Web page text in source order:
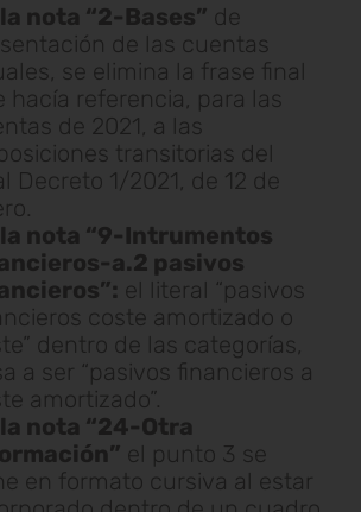
nota “2-Bases” de
de las cuentas
se elimina la frase final
hacía referencia, para las
de 2021, a las
transitorias del
Decreto 1/2021, de 12 de
la nota “9-Intrumentos
a.2 pasivos
el literal “pasivos
coste amortizado o
dentro de las categorías,
a ser “pasivos financieros a
amortizado”.
nota “24-Otra
el punto 3 se
en formato cursiva al estar